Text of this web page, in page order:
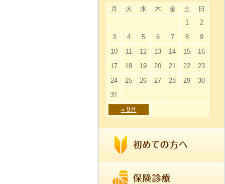
月 火 水 木 金 土 日
« 9月
1
2
3
4 5 6 7 8
9
10
11 12 13 14 15
16
17
18 19 20 21 22
23
24
25 26 27 28 29
30
31